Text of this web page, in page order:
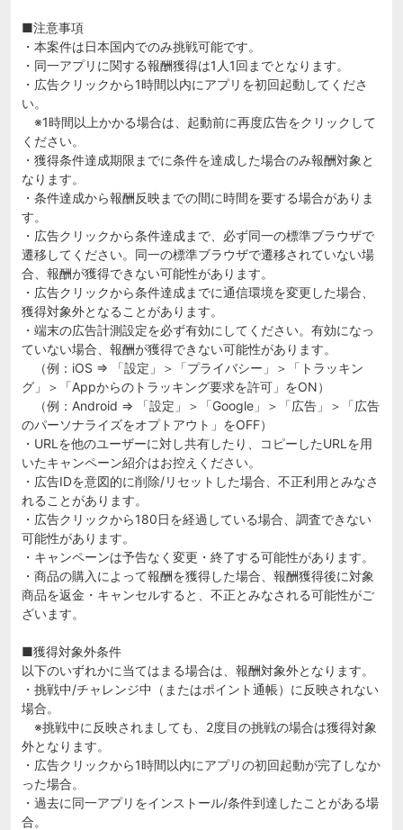
■注意事項
・本案件は日本国内でのみ挑戦可能です。
・同一アプリに関する報酬獲得は1人1回までとなります。
・広告クリックから1時間以内にアプリを初回起動してくださ
い。
※1時間以上かかる場合は、起動前に再度広告をクリックして
ください。
・獲得条件達成期限までに条件を達成した場合のみ報酬対象と
なります。
・条件達成から報酬反映までの間に時間を要する場合がありま
す。
・広告クリックから条件達成まで、必ず同一の標準ブラウザで
遷移してください。同一の標準ブラウザで遷移されていない場
合、報酬が獲得できない可能性があります。
・広告クリックから条件達成までに通信環境を変更した場合、
獲得対象外となることがあります。
・端末の広告計測設定を必ず有効にしてください。有効になっ
ていない場合、報酬が獲得できない可能性があります。
（例：iOS ⇒ 「設定」＞「プライバシー」＞「トラッキン
グ」＞「Appからのトラッキング要求を許可」をON）
（例：Android ⇒ 「設定」＞「Google」＞「広告」＞「広告
のパーソナライズをオプトアウト」をOFF）
・URLを他のユーザーに対し共有したり、コピーしたURLを用
いたキャンペーン紹介はお控えください。
・広告IDを意図的に削除/リセットした場合、不正利用とみなさ
れることがあります。
・広告クリックから180日を経過している場合、調査できない
可能性があります。
・キャンペーンは予告なく変更・終了する可能性があります。
・商品の購入によって報酬を獲得した場合、報酬獲得後に対象
商品を返金・キャンセルすると、不正とみなされる可能性がご
ざいます。
■獲得対象外条件
以下のいずれかに当てはまる場合は、報酬対象外となります。
・挑戦中/チャレンジ中（またはポイント通帳）に反映されない
場合。
※挑戦中に反映されましても、2度目の挑戦の場合は獲得対象
外となります。
・広告クリックから1時間以内にアプリの初回起動が完了しなか
った場合。
・過去に同一アプリをインストール/条件到達したことがある場
合。